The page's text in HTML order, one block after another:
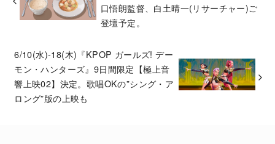
口悟朗監督、白土晴一(リサーチャー)ご
登壇予定。
6/10(水)-18(木)『KPOP ガールズ! デー
モン・ハンターズ』9日間限定【極上音
響上映02】決定。歌唱OKの”シング・ア
ロング”版の上映も